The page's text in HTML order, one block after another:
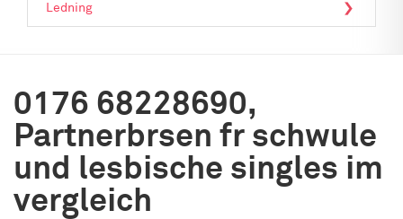
Ledning
0176 68228690,
Partnerbrsen fr schwule
und lesbische singles im
vergleich